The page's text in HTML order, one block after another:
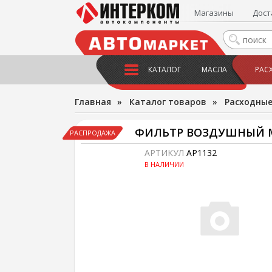
Магазины
КАТАЛОГ МАСЛА
Главная » Каталог товаров »
РАСПРОДАЖА ФИЛЬТР ВОЗДУШНЫЙ
АРТИКУЛ AP1132
В НАЛИЧИИ